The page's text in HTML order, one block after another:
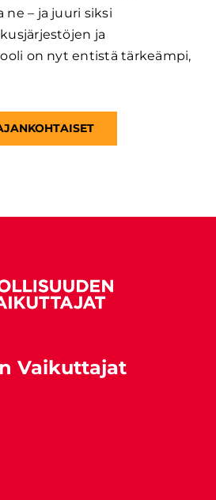
ne – ja juuri siksi
ja
on nyt entistä tärkeämpi,
Vaikuttajat